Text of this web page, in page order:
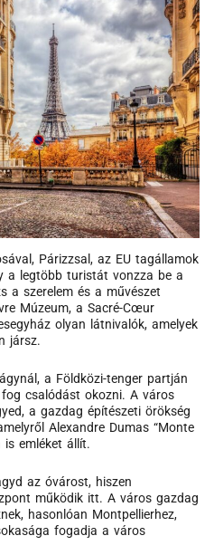
Párizzsal, az EU tagállamok
a legtöbb turistát vonzza be a
a szerelem és a művészet
Múzeum, a Sacré-Cœur
olyan látnivalók, amelyek
jársz.
a Földközi-tenger partján
csalódást okozni. A város
a gazdag építészeti örökség
Alexandre Dumas “Monte
is emléket állít.
az óvárost, hiszen
működik itt. A város gazdag
hasonlóan Montpellierhez,
fogadja a város